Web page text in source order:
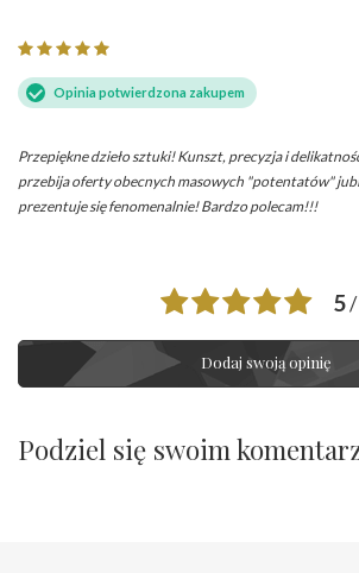
Opinia potwierdzona zakupem
Przepiękne dzieło sztuki! Kunszt, precyzja i
przebija oferty obecnych masowych "potentatów"
prezentuje się fenomenalnie! Bardzo polecam!!!
5/
Dodaj swoją opinię
Podziel się swoim